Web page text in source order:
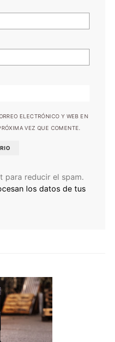
ELECTRÓNICO Y WEB EN
VEZ QUE COMENTE.
para reducir el spam.
los datos de tus